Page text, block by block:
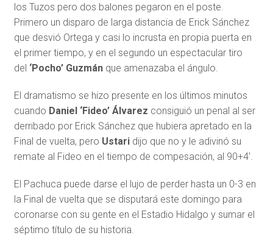
los Tuzos pero dos balones pegaron en el poste.
Primero un disparo de larga distancia de Erick Sánchez
que desvió Ortega y casi lo incrusta en propia puerta en
el primer tiempo, y en el segundo un espectacular tiro
del ‘Pocho’ Guzmánque amenazaba el ángulo.
El dramatismo se hizo presente en los últimos minutos
cuando Daniel ‘Fideo’ Álvarez consiguió un penal al ser
derribado por Erick Sánchez que hubiera apretado en la
Final de vuelta, pero Ustaridijo que no y le adivinó su
remate al Fideo en el tiempo de compesación, al 90+4′.
El Pachuca puede darse el lujo de perder hasta un 0-3 en
la Final de vuelta que se disputará este domingo para
coronarse con su gente en el Estadio Hidalgo y sumar el
séptimo título de su historia.